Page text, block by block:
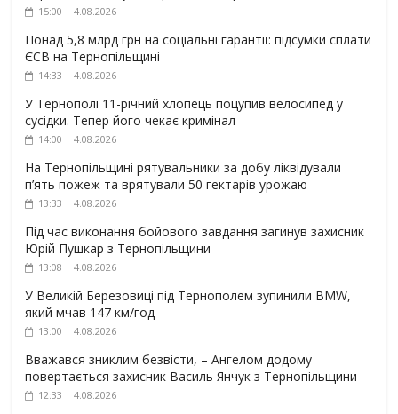
15:00 | 4.08.2026
Понад 5,8 млрд грн на соціальні гарантії: підсумки сплати
ЄСВ на Тернопільщині
14:33 | 4.08.2026
У Тернополі 11-річний хлопець поцупив велосипед у
сусідки. Тепер його чекає кримінал
14:00 | 4.08.2026
На Тернопільщині рятувальники за добу ліквідували
п’ять пожеж та врятували 50 гектарів урожаю
13:33 | 4.08.2026
Під час виконання бойового завдання загинув захисник
Юрій Пушкар з Тернопільщини
13:08 | 4.08.2026
У Великій Березовиці під Тернополем зупинили BMW,
який мчав 147 км/год
13:00 | 4.08.2026
Вважався зниклим безвісти, – Ангелом додому
повертається захисник Василь Янчук з Тернопільщини
12:33 | 4.08.2026